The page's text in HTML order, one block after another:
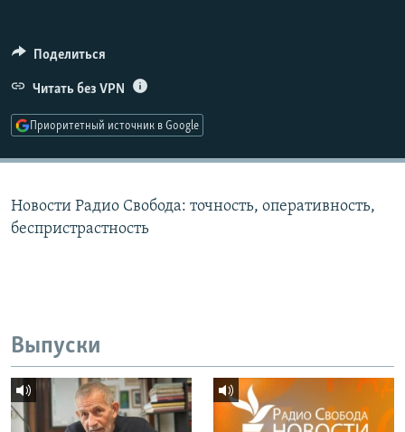
ПОДПИШИТЕСЬ НА РАССЫЛКУ
СОЦИАЛЬНЫЕ СЕТИ
Поделиться
Читать без VPN
Приоритетный источник в Google
Новости Радио Свобода: точность, оперативность,
беспристрастность
Выпуски